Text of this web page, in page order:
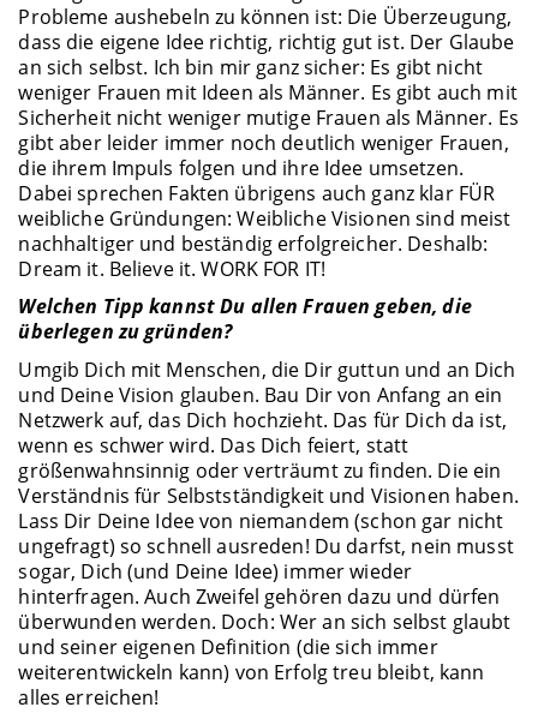
Probleme aushebeln zu können ist: Die Überzeugung,
dass die eigene Idee richtig, richtig gut ist. Der Glaube
an sich selbst. Ich bin mir ganz sicher: Es gibt nicht
weniger Frauen mit Ideen als Männer. Es gibt auch mit
Sicherheit nicht weniger mutige Frauen als Männer. Es
gibt aber leider immer noch deutlich weniger Frauen,
die ihrem Impuls folgen und ihre Idee umsetzen.
Dabei sprechen Fakten übrigens auch ganz klar FÜR
weibliche Gründungen: Weibliche Visionen sind meist
nachhaltiger und beständig erfolgreicher. Deshalb:
Dream it. Believe it. WORK FOR IT!
Welchen Tipp kannst Du allen Frauen geben, die
überlegen zu gründen?
Umgib Dich mit Menschen, die Dir guttun und an Dich
und Deine Vision glauben. Bau Dir von Anfang an ein
Netzwerk auf, das Dich hochzieht. Das für Dich da ist,
wenn es schwer wird. Das Dich feiert, statt
größenwahnsinnig oder verträumt zu finden. Die ein
Verständnis für Selbstständigkeit und Visionen haben.
Lass Dir Deine Idee von niemandem (schon gar nicht
ungefragt) so schnell ausreden! Du darfst, nein musst
sogar, Dich (und Deine Idee) immer wieder
hinterfragen. Auch Zweifel gehören dazu und dürfen
überwunden werden. Doch: Wer an sich selbst glaubt
und seiner eigenen Definition (die sich immer
weiterentwickeln kann) von Erfolg treu bleibt, kann
alles erreichen!